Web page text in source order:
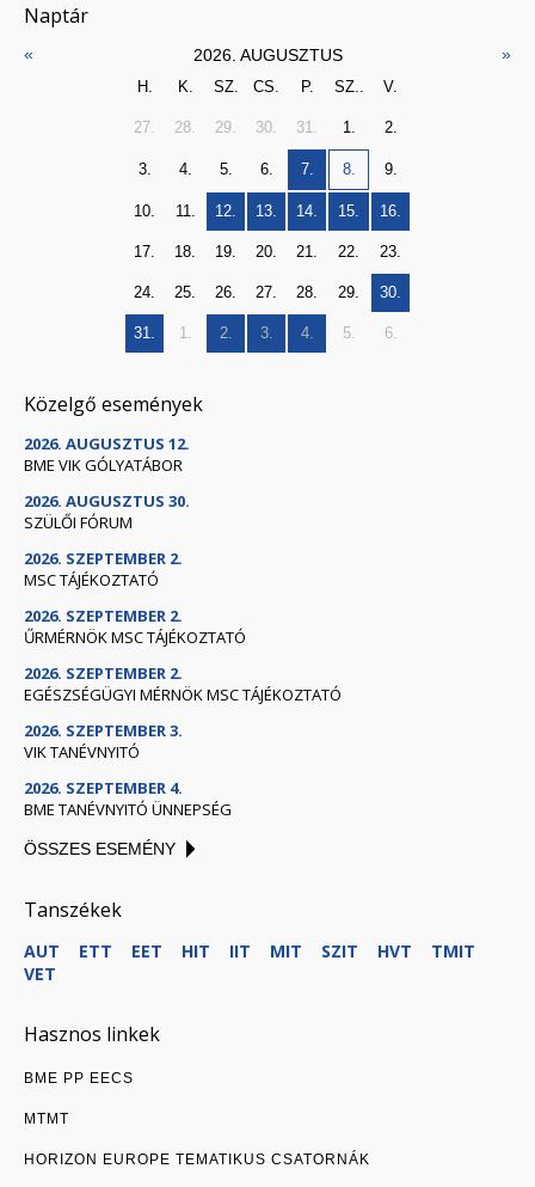
Naptár
« 2026. AUGUSZTUS »
H. K. SZ. CS. P. SZ.. V.
27. 28. 29. 30. 31. 1. 2.
3. 4. 5. 6. 7. 8. 9.
10. 11. 12. 13. 14. 15. 16.
17. 18. 19. 20. 21. 22. 23.
24. 25. 26. 27. 28. 29. 30.
31. 1. 2. 3. 4. 5. 6.
Közelgő események
2026. AUGUSZTUS 12.
BME VIK GÓLYATÁBOR
2026. AUGUSZTUS 30.
SZÜLŐI FÓRUM
2026. SZEPTEMBER 2.
MSC TÁJÉKOZTATÓ
2026. SZEPTEMBER 2.
ŰRMÉRNÖK MSC TÁJÉKOZTATÓ
2026. SZEPTEMBER 2.
EGÉSZSÉGÜGYI MÉRNÖK MSC TÁJÉKOZTATÓ
2026. SZEPTEMBER 3.
VIK TANÉVNYITÓ
2026. SZEPTEMBER 4.
BME TANÉVNYITÓ ÜNNEPSÉG
ÖSSZES ESEMÉNY
Tanszékek
AUT ETT EET HIT IIT MIT SZIT HVT
TMIT
VET
Hasznos linkek
BME PP EECS
MTMT
HORIZON EUROPE TEMATIKUS CSATORNÁK